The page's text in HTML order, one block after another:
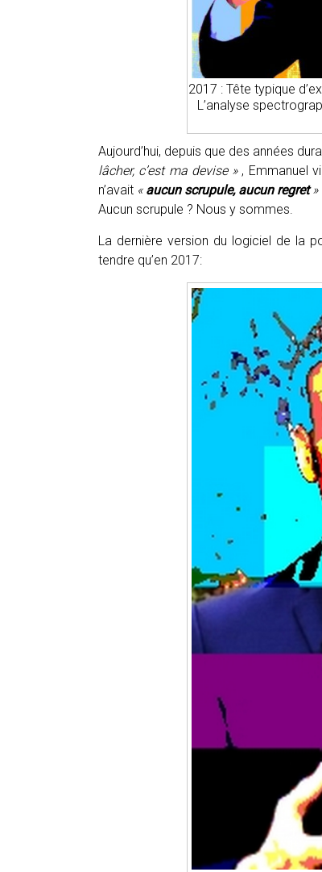
2017 : Tête typique
L’analyse
Aujourd’hui, depuis que des années
lâcher, c’est ma devise », Emmanuel
n’avait «aucun scrupule, aucun regret».
Aucun scrupule ? Nous y sommes.
La dernière version du logiciel de la
tendre qu’en 2017: